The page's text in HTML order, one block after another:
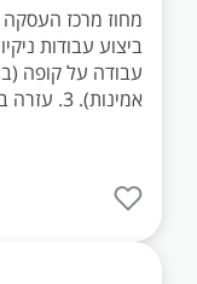
עבודה על קופה
אמינות). 3. עזרה בקליטת מבקרים באתר ומתן ש...